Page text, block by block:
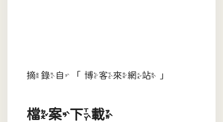
摘錄自「博客來網站」
檔案下載